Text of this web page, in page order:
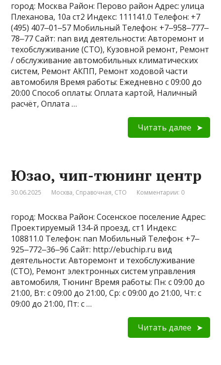
город: Москва Район: Перово район Адрес: улица
Плеханова, 10а ст2 Индекс: 111141.0 Телефон: +7
(495) 407‒01‒57 Мобильный Телефон: +7‒958‒777‒
78‒77 Сайт: nan вид деятельности: Авторемонт и
техобслуживание (СТО), Кузовной ремонт, Ремонт
/ обслуживание автомобильных климатических
систем, Ремонт АКПП, Ремонт ходовой части
автомобиля Время работы: Ежедневно с 09:00 до
20:00 Способ оплаты: Оплата картой, Наличный
расчёт, Оплата …
Читать далее
Юзао, чип-тюнинг центр
30.06.2025 Москва, Справочная, СТО Комментарии: 0
город: Москва Район: Сосенское поселение Адрес:
Проектируемый 134-й проезд, ст1 Индекс:
108811.0 Телефон: nan Мобильный Телефон: +7‒
925‒772‒36‒96 Сайт: http://ebuchip.ru вид
деятельности: Авторемонт и техобслуживание
(СТО), Ремонт электронных систем управления
автомобиля, Тюнинг Время работы: Пн: с 09:00 до
21:00, Вт: с 09:00 до 21:00, Ср: с 09:00 до 21:00, Чт: с
09:00 до 21:00, Пт: с …
Читать далее